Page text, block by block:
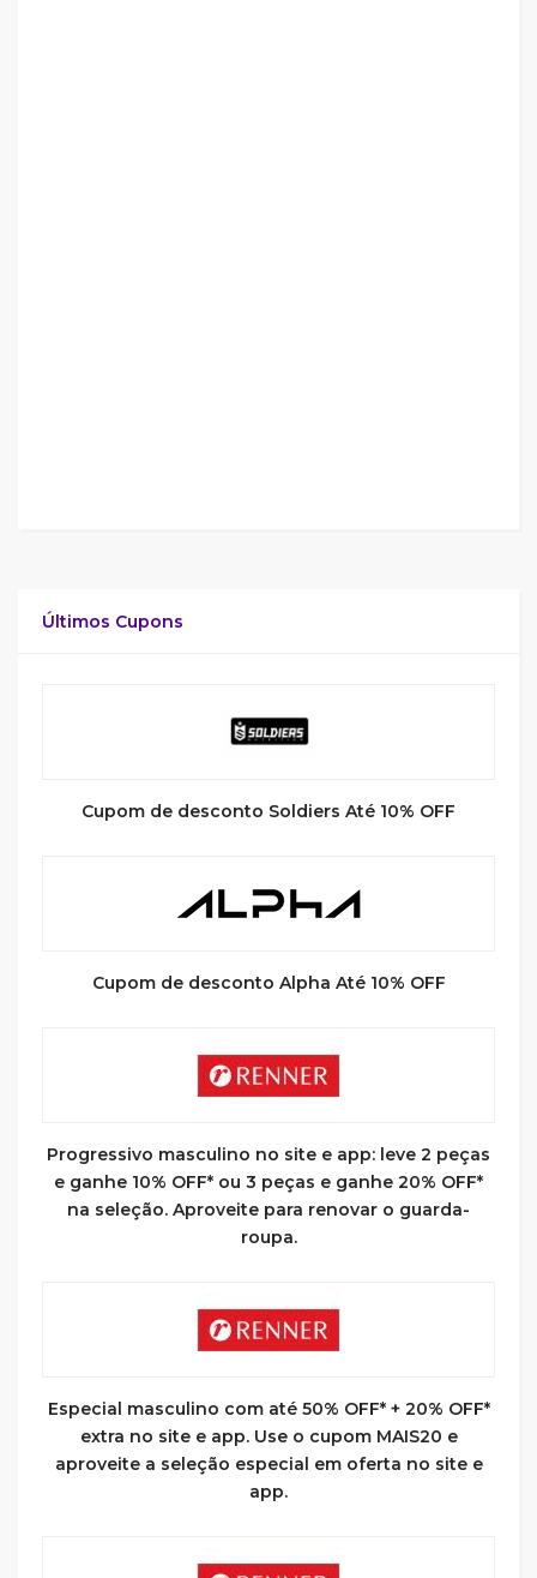
Últimos Cupons
Cupom de desconto Soldiers Até 10% OFF
Cupom de desconto Alpha Até 10% OFF
Progressivo masculino no site e app: leve 2 peças
e ganhe 10% OFF* ou 3 peças e ganhe 20% OFF*
na seleção. Aproveite para renovar o guarda-
roupa.
Especial masculino com até 50% OFF* + 20% OFF*
extra no site e app. Use o cupom MAIS20 e
aproveite a seleção especial em oferta no site e
app.